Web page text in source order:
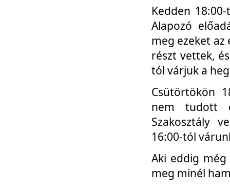
Kedden
Alapozó
meg ezeket
részt vettek,
tól várjuk a
Csütörtökön
nem tudott
Szakosztály
16:00-tól
Aki eddig
meg minél